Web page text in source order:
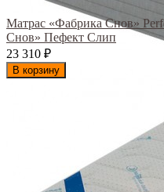
Матрас «Фабрика Снов»
Снов» Пефект Слип
23 310 ₽
В корзину